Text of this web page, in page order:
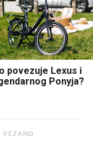
povezuje Lexus i
Ponyja?
VEZANO